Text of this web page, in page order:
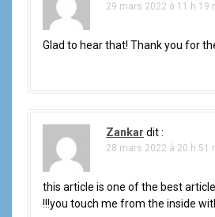
29 mars 2022 à 11 h 19
Glad to hear that! Thank you for
Zankar dit :
28 mars 2022 à 20 h 51
this article is one of the best
!!!you touch me from the inside